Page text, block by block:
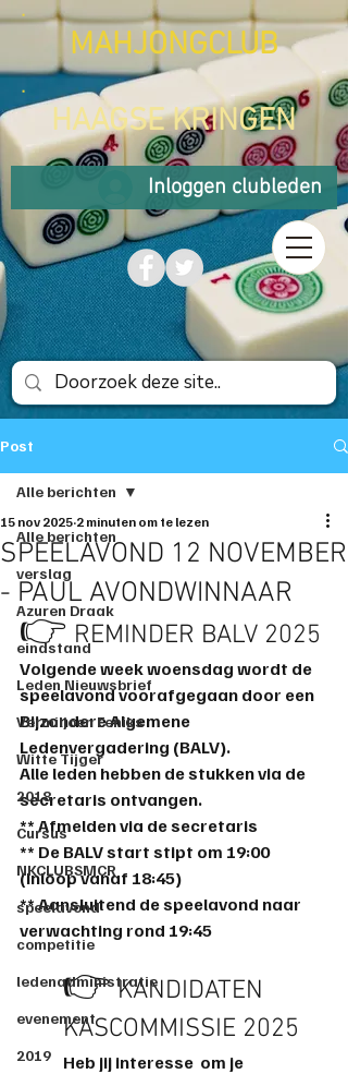
MAHJONGCLUB
HAAGSE KRINGEN
Inloggen clubleden
Post
Alle berichten
verslag
Azuren Draak
eindstand
Leden Nieuwsbrief
Vermiljoen Feniks
Witte Tijger
2018
Cursus
NKCLUBSMCR
speelavond
competitie
ledenadministratie
evenement
2019
Alle berichten
SPEELAVOND 12 NOVEMBER
- PAUL AVONDWINNAAR
15 nov 2025 2 minuten om te lezen
👉️ REMINDER BALV 2025
Volgende week woensdag wordt de
speelavond voorafgegaan door een
Bijzondere Algemene
Ledenvergadering (BALV).
Alle leden hebben de stukken via de
secretaris ontvangen.
** Afmelden via de secretaris
** De BALV start stipt om 19:00
(Inloop vanaf 18:45)
** Aansluitend de speelavond naar
verwachting rond 19:45
👉️ KANDIDATEN
KASCOMMISSIE 2025
Heb jij interesse  om je